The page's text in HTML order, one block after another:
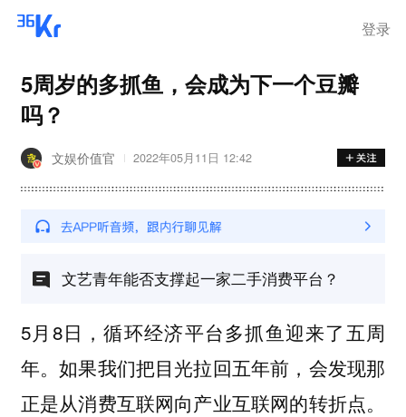
登录
5周岁的多抓鱼，会成为下一个豆瓣
吗？
文娱价值官 2022年05月11日 12:42
文艺青年能否支撑起一家二手消费平台？
5月8日，循环经济平台多抓鱼迎来了五周
年。如果我们把目光拉回五年前，会发现那
正是从消费互联网向产业互联网的转折点。